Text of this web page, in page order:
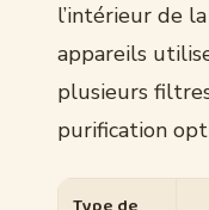
l’intérieur de
appareils
plusieurs
purification